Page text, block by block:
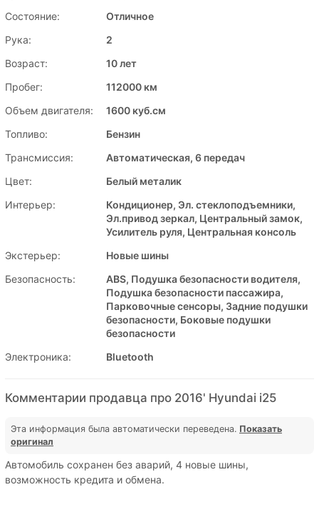
Состояние:
Отличное
Рука:
2
Возраст:
10 лет
Пробег:
112000 км
Объем двигателя:
1600 куб.см
Топливо:
Бензин
Трансмиссия:
Автоматическая, 6 передач
Цвет:
Белый металик
Интерьер:
Кондиционер, Эл. стеклоподъемники,
Эл.привод зеркал, Центральный замок,
Усилитель руля, Центральная консоль
Экстерьер:
Новые шины
Безопасность:
ABS, Подушка безопасности водителя,
Подушка безопасности пассажира,
Парковочные сенсоры, Задние подушки
безопасности, Боковые подушки
безопасности
Электроника:
Bluetooth
Комментарии продавца про 2016' Hyundai i25
Эта информация была автоматически переведена. Показать
оригинал
Автомобиль сохранен без аварий, 4 новые шины,
возможность кредита и обмена.